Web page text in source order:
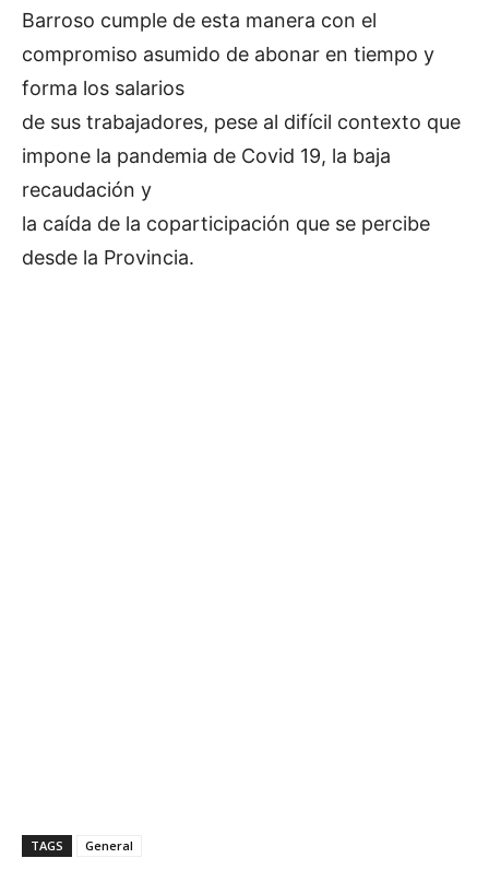
Barroso cumple de esta manera con el
compromiso asumido de abonar en tiempo y
forma los salarios
de sus trabajadores, pese al difícil contexto que
impone la pandemia de Covid 19, la baja
recaudación y
la caída de la coparticipación que se percibe
desde la Provincia.
TAGS General